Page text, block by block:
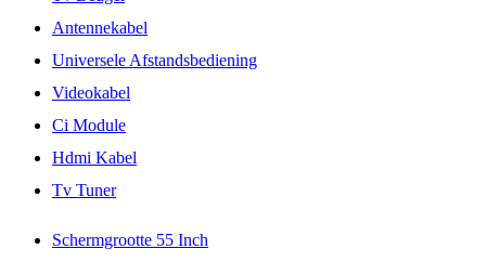
Antennekabel
Universele Afstandsbediening
Videokabel
Ci Module
Hdmi Kabel
Tv Tuner
Schermgrootte 55 Inch